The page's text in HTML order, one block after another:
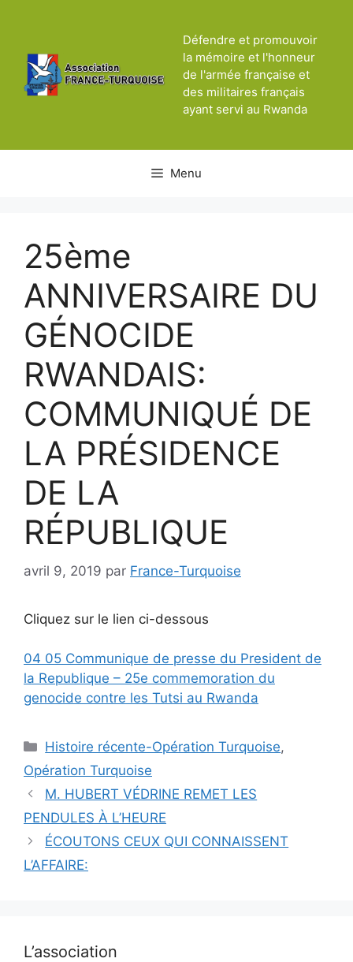
Défendre et promouvoir
la mémoire et l'honneur
de l'armée française et
des militaires français
ayant servi au Rwanda
Menu
25ème
ANNIVERSAIRE DU
GÉNOCIDE
RWANDAIS:
COMMUNIQUÉ DE
LA PRÉSIDENCE
DE LA
RÉPUBLIQUE
avril 9, 2019 par France-Turquoise
Cliquez sur le lien ci-dessous
04 05 Communique de presse du President de
la Republique – 25e commemoration du
genocide contre les Tutsi au Rwanda
Catégories
Histoire récente-Opération Turquoise,
Opération Turquoise
M. HUBERT VÉDRINE REMET LES
PENDULES À L’HEURE
ÉCOUTONS CEUX QUI CONNAISSENT
L’AFFAIRE:
L’association